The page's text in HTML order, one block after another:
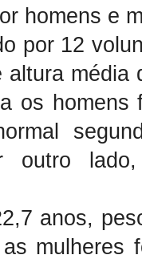
homens e
por 12
altura
os
outro
anos,
mulheres